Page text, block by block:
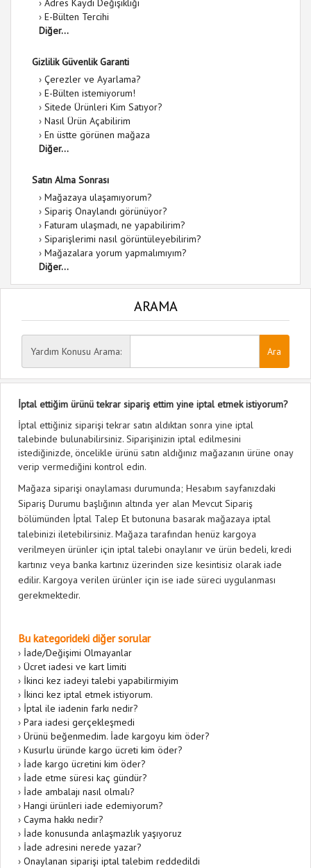
› Adres Kaydı Değişikliği
› E-Bülten Tercihi
Diğer...
Gizlilik Güvenlik Garanti
› Çerezler ve Ayarlama?
› E-Bülten istemiyorum!
› Sitede Ürünleri Kim Satıyor?
› Nasıl Ürün Açabilirim
› En üstte görünen mağaza
Diğer...
Satın Alma Sonrası
› Mağazaya ulaşamıyorum?
› Sipariş Onaylandı görünüyor?
› Faturam ulaşmadı, ne yapabilirim?
› Siparişlerimi nasıl görüntüleyebilirim?
› Mağazalara yorum yapmalımıyım?
Diğer...
ARAMA
Yardım Konusu Arama:
İptal ettiğim ürünü tekrar sipariş ettim yine iptal etmek istiyorum?
İptal ettiğiniz siparişi tekrar satın aldıktan sonra yine iptal
talebinde bulunabilirsiniz. Siparişinizin iptal edilmesini
istediğinizde, öncelikle ürünü satın aldığınız mağazanın ürüne onay
verip vermediğini kontrol edin.
Mağaza siparişi onaylaması durumunda; Hesabım sayfanızdaki
Sipariş Durumu başlığının altında yer alan Mevcut Sipariş
bölümünden İptal Talep Et butonuna basarak mağazaya iptal
talebinizi iletebilirsiniz. Mağaza tarafından henüz kargoya
verilmeyen ürünler için iptal talebi onaylanır ve ürün bedeli, kredi
kartınız veya banka kartınız üzerinden size kesintisiz olarak iade
edilir. Kargoya verilen ürünler için ise iade süreci uygulanması
gerekmektedir.
Bu kategorideki diğer sorular
› İade/Değişimi Olmayanlar
› Ücret iadesi ve kart limiti
› İkinci kez iadeyi talebi yapabilirmiyim
› İkinci kez iptal etmek istiyorum.
› İptal ile iadenin farkı nedir?
› Para iadesi gerçekleşmedi
› Ürünü beğenmedim. İade kargoyu kim öder?
› Kusurlu üründe kargo ücreti kim öder?
› İade kargo ücretini kim öder?
› İade etme süresi kaç gündür?
› İade ambalajı nasıl olmalı?
› Hangi ürünleri iade edemiyorum?
› Cayma hakkı nedir?
› İade konusunda anlaşmazlık yaşıyoruz
› İade adresini nerede yazar?
› Onaylanan siparişi iptal talebim reddedildi